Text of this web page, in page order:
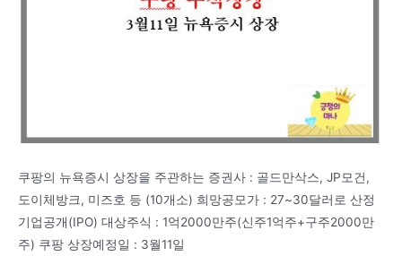
쿠팡의 뉴욕증시 상장을 주관하는 증권사 : 골드만삭스, JP모건,
도이체방크, 미즈호 등 (10개소) 희망공모가 : 27~30달러로 산정
기업공개(IPO) 대상주식 : 1억2000만주(신주1억주+구주2000만
주) 쿠팡 상장예정일 : 3월11일